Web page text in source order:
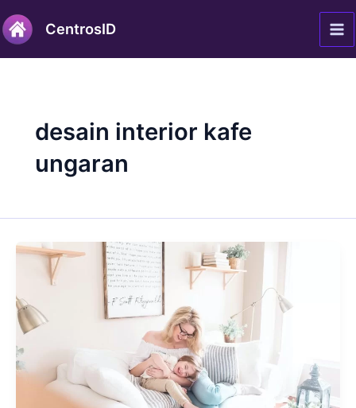
ke
konten
CentrosID
desain interior kafe
ungaran